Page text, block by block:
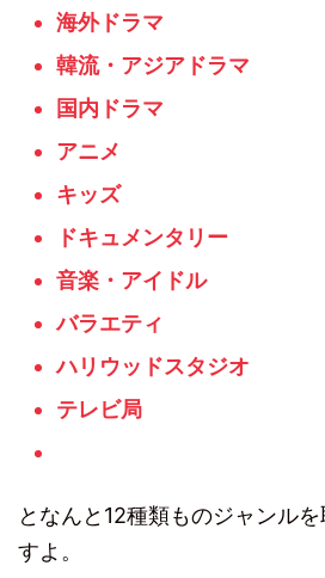
海外ドラマ
韓流・アジアドラマ
国内ドラマ
アニメ
キッズ
ドキュメンタリー
音楽・アイドル
バラエティ
ハリウッドスタジオ
テレビ局
となんと12種類ものジャンル
すよ。